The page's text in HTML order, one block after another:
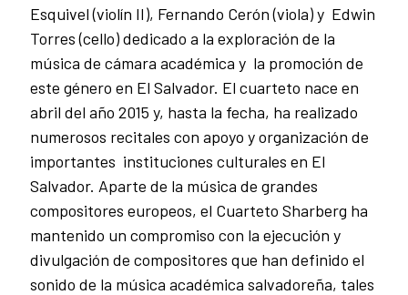
Esquivel (violín II), Fernando Cerón (viola) y Edwin
Torres (cello) dedicado a la exploración de la
música de cámara académica y la promoción de
este género en El Salvador. El cuarteto nace en
abril del año 2015 y, hasta la fecha, ha realizado
numerosos recitales con apoyo y organización de
importantes instituciones culturales en El
Salvador. Aparte de la música de grandes
compositores europeos, el Cuarteto Sharberg ha
mantenido un compromiso con la ejecución y
divulgación de compositores que han definido el
sonido de la música académica salvadoreña, tales